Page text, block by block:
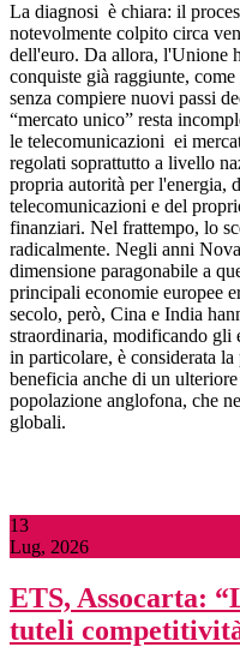
La diagnosi è chiara: il
notevolmente colpito circa
dell'euro. Da allora, l'Unione
conquiste già raggiunte,
senza compiere nuovi passi
“mercato unico” resta
le telecomunicazioni ei
regolati soprattutto a livello
propria autorità per l'energia,
telecomunicazioni e del
finanziari. Nel frattempo, lo
radicalmente. Negli anni
dimensione paragonabile a
principali economie europee
secolo, però, Cina e India
straordinaria, modificando
in particolare, è considerata
beneficia anche di un
popolazione anglofona, che
globali.
13
Lug, 2026
ETS, Assocarta:
tuteli